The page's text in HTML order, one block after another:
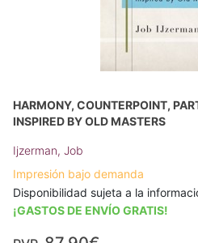
HARMONY, COUNTERPOINT,
INSPIRED BY OLD MASTERS
Ijzerman, Job
Impresión bajo demanda
Disponibilidad sujeta a la
¡GASTOS DE ENVÍO GRATIS!